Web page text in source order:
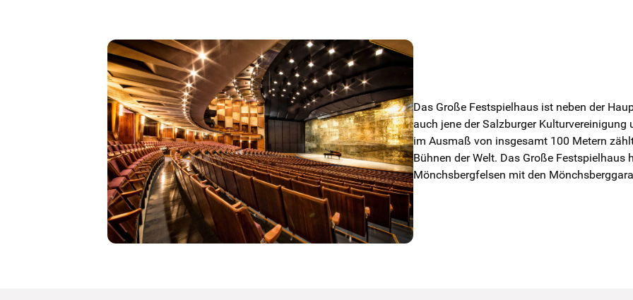
Das Große Festspielhaus ist neben der
auch jene der Salzburger
im Ausmaß von insgesamt 100 Metern
Bühnen der Welt. Das Große Festspielhaus
Mönchsbergfelsen mit den